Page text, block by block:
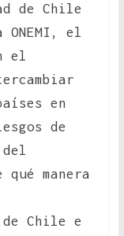
de Chile
el
el
en
de
manera
Chile e